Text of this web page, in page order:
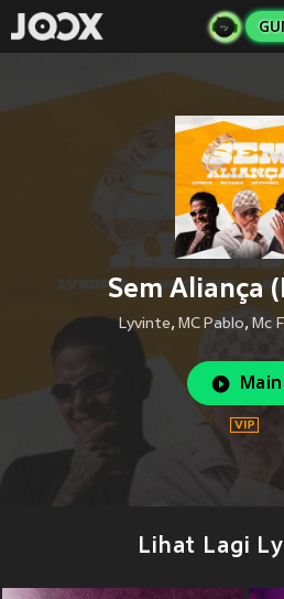
Sem Aliança
Lyvinte, MC Pablo, Mc
Main
Lihat Lagi